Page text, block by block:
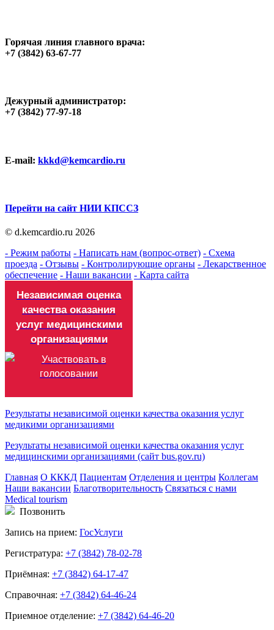
Горячая линия главного врача:
+7 (3842) 63-67-77
Дежурный администратор:
+7 (3842) 77-97-18
E-mail: kkkd@kemcardio.ru
Перейти на сайт НИИ КПССЗ
© d.kemcardio.ru 2026
- Режим работы - Написать нам (вопрос-ответ) - Схема
проезда - Отзывы - Контролирующие органы - Лекарственное
обеспечение - Наши вакансии - Карта сайта
Независимая оценка
качества оказания
услуг медицинскими
организациями
Результаты независимой оценки качества оказания услуг
медикими организациями
Результаты независимой оценки качества оказания услуг
медицинскими организациями (сайт bus.gov.ru)
Главная О КККД Пациентам Отделения и центры Коллегам
Наши вакансии Благотворительность Связаться с нами
Medical tourism
Позвонить
Запись на прием: ГосУслуги
Регистратура: +7 (3842) 78-02-78
Приёмная: +7 (3842) 64-17-47
Справочная: +7 (3842) 64-46-24
Приемное отделение: +7 (3842) 64-46-20